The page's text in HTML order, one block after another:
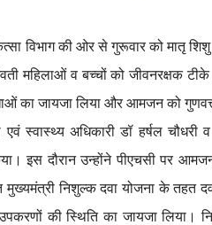
विभाग की ओर से गुरूवार को मातृ शिशु
महिलाओं व बच्चों को जीवनरक्षक
का जायजा लिया और आमजन को
एवं स्वास्थ्य अधिकारी डॉ हर्षल
इस दौरान उन्होंने पीएचसी पर
मुख्यमंत्री निशुल्क दवा योजना के तहत
की स्थिति का जायजा लिया।